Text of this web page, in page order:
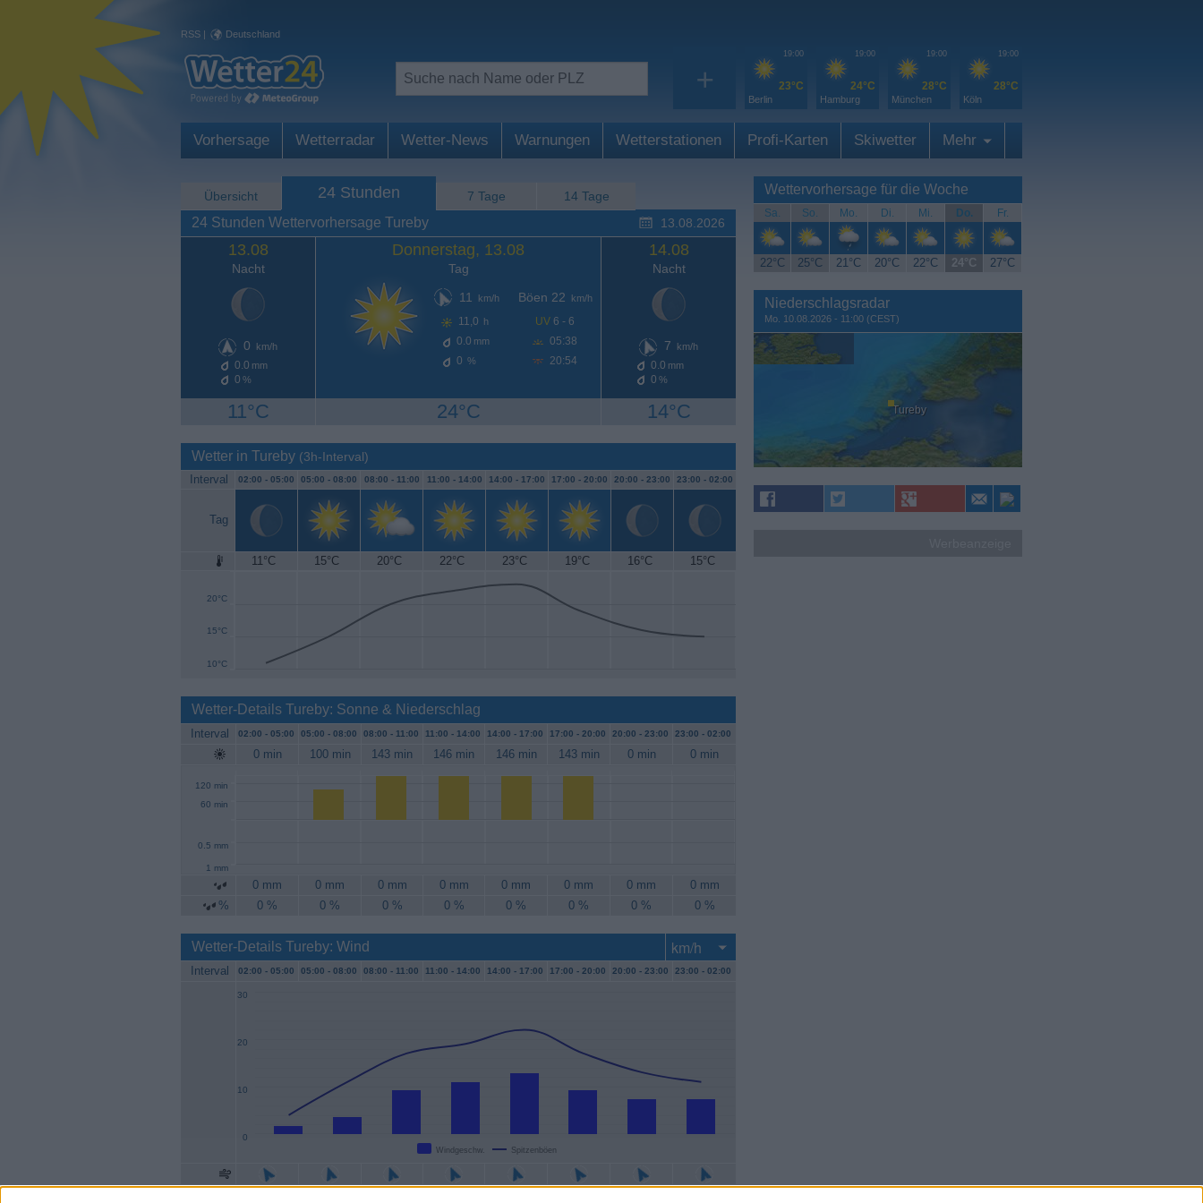
RSS | Deutschland
+
19:00
23°C
Berlin
19:00
24°C
Hamburg
19:00
28°C
München
19:00
28°C
Köln
Vorhersage Wetterradar Wetter-News Warnungen Wetterstationen Profi-Karten Skiwetter Mehr
Übersicht 24 Stunden 7 Tage 14 Tage
24 Stunden Wettervorhersage Tureby 13.08.2026
13.08
Nacht
0 km/h
0.0 mm
0 %
11°C
Donnerstag, 13.08
Tag
11
km/h
11,0 h
0.0 mm
0 %
Böen 22 km/h
UV 6 - 6
05:38
20:54
24°C
14.08
Nacht
7 km/h
0.0 mm
0 %
14°C
Wetter in Tureby (3h-Interval)
Interval 02:00 - 05:00 05:00 - 08:00 08:00 - 11:00 11:00 - 14:00 14:00 - 17:00 17:00 - 20:00 20:00 - 23:00 23:00 - 02:00
Tag
11°C 15°C 20°C 22°C 23°C 19°C 16°C 15°C
10°C
15°C
20°C
25°C
Wetter-Details Tureby: Sonne & Niederschlag
Interval 02:00 - 05:00 05:00 - 08:00 08:00 - 11:00 11:00 - 14:00 14:00 - 17:00 17:00 - 20:00 20:00 - 23:00 23:00 - 02:00
0 min 100 min 143 min 146 min 146 min 143 min 0 min 0 min
60 min
120 min
0.5 mm
1 mm
0 mm 0 mm 0 mm 0 mm 0 mm 0 mm 0 mm
0 mm
%
0 % 0 % 0 % 0 % 0 % 0 % 0 % 0 %
Wetter-Details Tureby: Wind
Interval 02:00 - 05:00 05:00 - 08:00 08:00 - 11:00 11:00 - 14:00 14:00 - 17:00 17:00 - 20:00 20:00 - 23:00 23:00 - 02:00
Windgeschw. Spitzenböen
0
10
20
30
Wettervorhersage für die Woche
Sa. So. Mo. Di. Mi. Do. Fr.
22°C 25°C 21°C 20°C 22°C 24°C 27°C
Niederschlagsradar
Mo. 10.08.2026 - 11:00 (CEST)
Tureby